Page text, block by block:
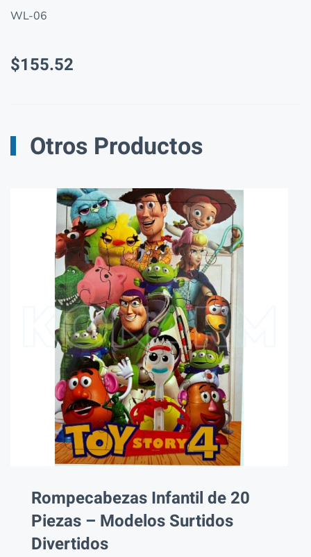
WL-06
$155.52
Otros Productos
Rompecabezas Infantil de 20
Piezas – Modelos Surtidos
Divertidos